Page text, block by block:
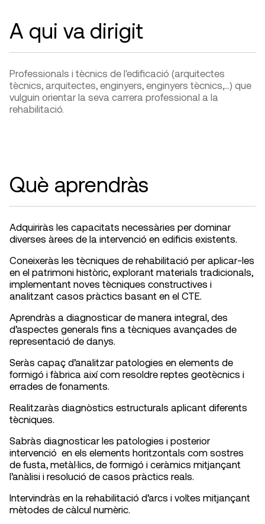
A qui va dirigit
Professionals i tècnics de l'edificació (arquitectes
tècnics, arquitectes, enginyers, enginyers tècnics,...) que
vulguin orientar la seva carrera professional a la
rehabilitació.
Què aprendràs
Adquiriràs les capacitats necessàries per dominar
diverses àrees de la intervenció en edificis existents.
Coneixeràs les tècniques de rehabilitació per aplicar-les
en el patrimoni històric, explorant materials tradicionals,
implementant noves tècniques constructives i
analitzant casos pràctics basant en el CTE.
Aprendràs a diagnosticar de manera integral, des
d’aspectes generals fins a tècniques avançades de
representació de danys.
Seràs capaç d’analitzar patologies en elements de
formigó i fàbrica així com resoldre reptes geotècnics i
errades de fonaments.
Realitzaràs diagnòstics estructurals aplicant diferents
tècniques.
Sabràs diagnosticar les patologies i posterior
intervenció en els elements horitzontals com sostres
de fusta, metàl·lics, de formigó i ceràmics mitjançant
l’anàlisi i resolució de casos pràctics reals.
Intervindràs en la rehabilitació d’arcs i voltes mitjançant
mètodes de càlcul numèric.